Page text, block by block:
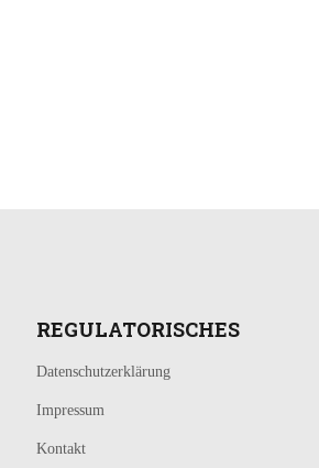
REGULATORISCHES
Datenschutzerklärung
Impressum
Kontakt